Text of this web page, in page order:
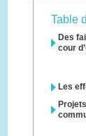
Table
Des
cour
Les